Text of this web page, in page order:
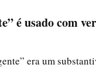
é usado com
era um